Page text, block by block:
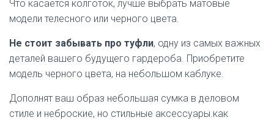
Что касается колготок, лучше выбрать матовые
модели телесного или черного цвета.
Не стоит забывать про туфли, одну из самых важных
деталей вашего будущего гардероба. Приобретите
модель черного цвета, на небольшом каблуке.
Дополнят ваш образ небольшая сумка в деловом
стиле и неброские, но стильные аксессуары.как